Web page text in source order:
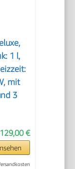
1 l,
mit
3
129,00 €